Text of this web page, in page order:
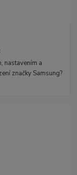
nastavením a
značky Samsung?